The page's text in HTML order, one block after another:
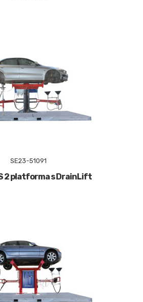
SE23-51091
2 platforma s DrainLift